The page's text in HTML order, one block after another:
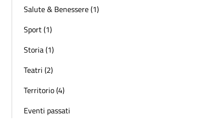
Salute & Benessere (1)
Sport (1)
Storia (1)
Teatri (2)
Territorio (4)
Eventi passati